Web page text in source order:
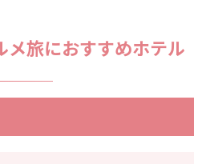
メ旅におすすめホテル